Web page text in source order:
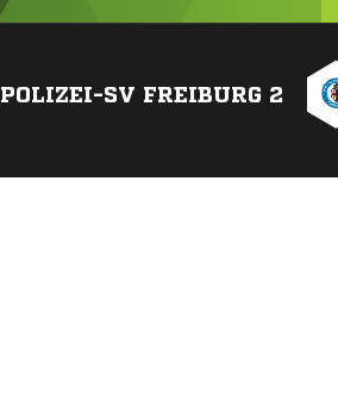
POLIZEI-SV FREIBURG 2